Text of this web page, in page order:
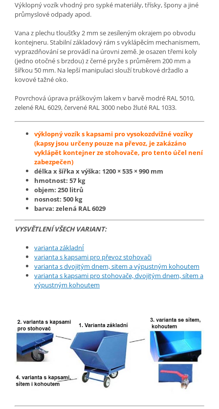
Výklopný vozík vhodný pro sypké materiály, třísky, špony a jiné
průmyslové odpady apod.
Vana z plechu tloušťky 2 mm se zesíleným okrajem po obvodu
kontejneru. Stabilní základový rám s vyklápěcím mechanismem,
vyprazdňování se provádí na úrovni země. Je osazen třemi koly
(jedno otočné s brzdou) z černé pryže s průměrem 200 mm a
šířkou 50 mm. Na lepší manipulaci slouží trubkové držadlo a
kovové tažné oko.
Povrchová úprava práškovým lakem v barvě modré RAL 5010,
zelené RAL 6029, červené RAL 3000 nebo žluté RAL 1033.
výklopný vozík s kapsami pro vysokozdvižné vozíky
(kapsy jsou určeny pouze na převoz, je zakázáno
vyklápět kontejner ze stohovače, pro tento účel není
zabezpečen)
délka x šířka x výška: 1200 × 535 × 990 mm
hmotnost: 57 kg
objem: 250 litrů
nosnost: 500 kg
barva: zelená RAL 6029
VYSVĚTLENÍ VŠECH VARIANT:
varianta základnÍ
varianta s kapsami pro převoz stohovači
varianta s dvojitým dnem, sitem a výpustným kohoutem
varianta s kapsami pro stohovače, dvojitým dnem, sítem a
výpustným kohoutem